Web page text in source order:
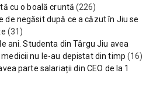
cu o boală cruntă (226)
de negăsit după ce a căzut în Jiu se
(31)
ani. Studenta din Târgu Jiu avea
nu le-au depistat din timp (16)
parte salariații din CEO de la 1